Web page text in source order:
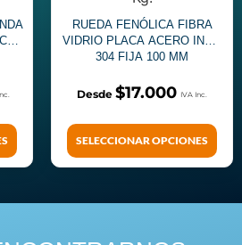
RUEDA FENÓLICA FIBRA
VIDRIO PLACA ACERO INOX
304 FIJA 100 MM
$17.000
SELECCIONAR OPCIONES